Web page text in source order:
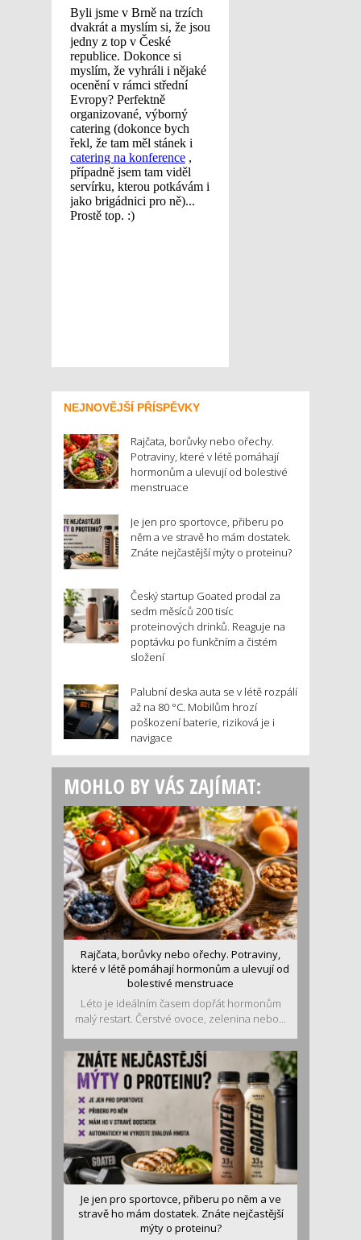
NEJNOVĚJŠÍ PŘÍSPĚVKY
Rajčata, borůvky nebo ořechy.
Potraviny, které v létě pomáhají
hormonům a ulevují od bolestivé
menstruace
Je jen pro sportovce, přiberu po
něm a ve stravě ho mám dostatek.
Znáte nejčastější mýty o proteinu?
Český startup Goated prodal za
sedm měsíců 200 tisíc
proteinových drinků. Reaguje na
poptávku po funkčním a čistém
složení
Palubní deska auta se v létě rozpálí
až na 80 °C. Mobilům hrozí
poškození baterie, riziková je i
navigace
MOHLO BY VÁS ZAJÍMAT:
Rajčata, borůvky nebo ořechy. Potraviny,
které v létě pomáhají hormonům a ulevují od
bolestivé menstruace
Léto je ideálním časem dopřát hormonům
malý restart. Čerstvé ovoce, zelenina nebo...
Je jen pro sportovce, přiberu po něm a ve
stravě ho mám dostatek. Znáte nejčastější
mýty o proteinu?